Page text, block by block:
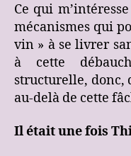
Ce qui
mécanismes qui
vin » à se livrer
à cette
structurelle, donc,
au-delà de cette
Il était une fois